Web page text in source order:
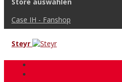
Case IH - Fanshop
Steyr